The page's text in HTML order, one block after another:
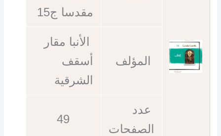
مقدسا ج15
المؤلف
الأنبا مقار
أسقف
الشرقية
عدد
الصفحات
49